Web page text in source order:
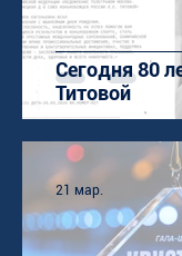
Сегодня 80
Титовой
21 мар.